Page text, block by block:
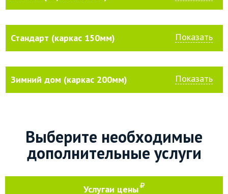
Стандарт (каркас 150мм) Показать
Зимний дом (каркас 200мм) Показать
Выберите необходимые
дополнительные услуги
Услугаи цены